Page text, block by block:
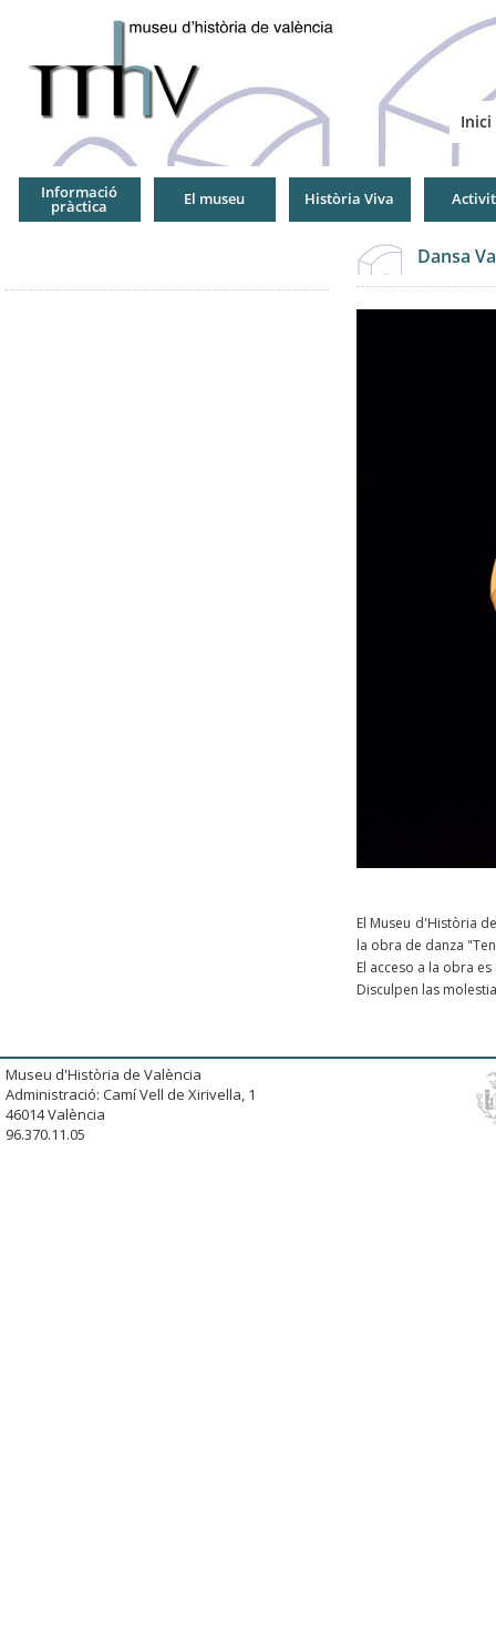
Inici
Informació
pràctica El museu Història Viva
Dansa
El Museu d'Història
la obra de danza
El acceso a la obra
Disculpen las
Museu d'Història de València
Administració: Camí Vell de Xirivella, 1
46014 València
96.370.11.05